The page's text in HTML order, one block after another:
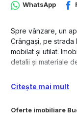
Oferte imobiliare
WhatsApp
Spre vânzare, un
Crângași, pe
mobilat și utilat.
detalii și materiale
Parchet laminat,
Geamuri termopan
Citește mai mult